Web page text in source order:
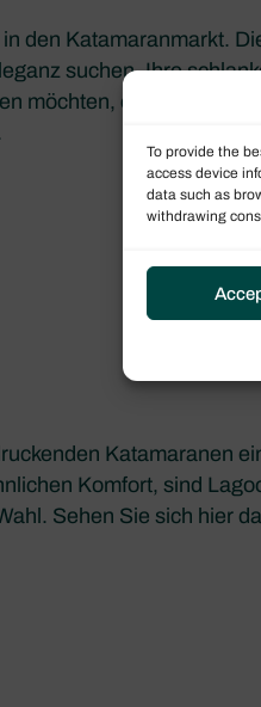
To provide the
access device
data such as
withdrawing
den Katamaranmarkt.
suchen. Ihre
möchten, ohne auf
Katamaranen
Komfort, sind
Sehen Sie sich hier